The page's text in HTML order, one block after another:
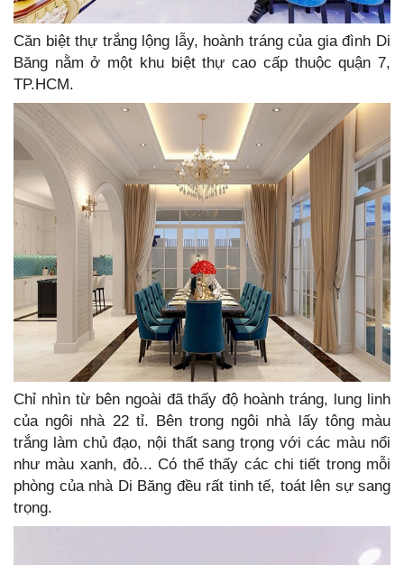
Căn biệt thự trắng lộng lẫy, hoành tráng của gia đình Di
Băng nằm ở một khu biệt thự cao cấp thuộc quận 7,
TP.HCM.
Chỉ nhìn từ bên ngoài đã thấy độ hoành tráng, lung linh
của ngôi nhà 22 tỉ. Bên trong ngôi nhà lấy tông màu
trắng làm chủ đạo, nội thất sang trọng với các màu nổi
như màu xanh, đỏ... Có thể thấy các chi tiết trong mỗi
phòng của nhà Di Băng đều rất tinh tế, toát lên sự sang
trọng.